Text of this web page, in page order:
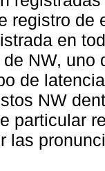
registro de
en
NW, uno
de
NW
particular
las